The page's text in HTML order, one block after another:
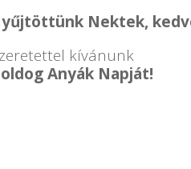
Nektek,
kívánunk
Anyák Napját!